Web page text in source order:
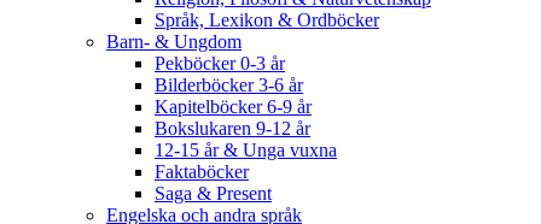
Språk, Lexikon & Ordböcker
Barn- & Ungdom
Pekböcker 0-3 år
Bilderböcker 3-6 år
Kapitelböcker 6-9 år
Bokslukaren 9-12 år
12-15 år & Unga vuxna
Faktaböcker
Saga & Present
Engelska och andra språk